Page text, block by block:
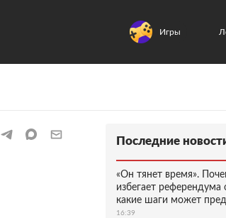
Игры
Последние
«Он тянет время».
избегает референдума
какие шаги может
16:39